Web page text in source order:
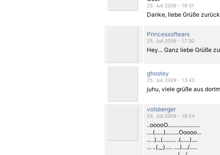
25. Juli 2009 - 19:31
Danke, liebe Grüße
Princessoftears
25. Juli 2009 - 17:30
Hey... Ganz liebe Grüße
ghostey
25. Juli 2009 - 13:43
juhu, viele grüße aus
volsberger
24. Juli 2009 - 19:54
..ooooO......................
....(......).........Ooooo...
... .)...(......... .(......)....
... ..(._.)..... ....)..../.....